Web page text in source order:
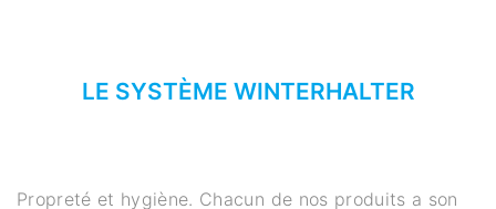
LE SYSTÈME WINTERHALTER
Propreté et hygiène. Chacun de nos produits a son